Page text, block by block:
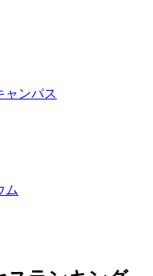
ャンパス
ム